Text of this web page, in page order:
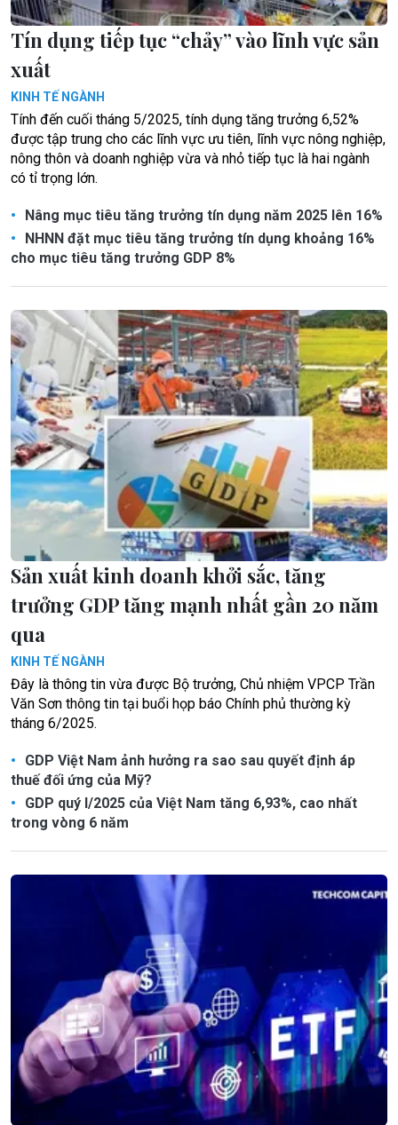
Tín dụng tiếp tục “chảy” vào lĩnh vực sản
xuất
KINH TẾ NGÀNH
Tính đến cuối tháng 5/2025, tính dụng tăng trưởng 6,52%
được tập trung cho các lĩnh vực ưu tiên, lĩnh vực nông nghiệp,
nông thôn và doanh nghiệp vừa và nhỏ tiếp tục là hai ngành
có tỉ trọng lớn.
Nâng mục tiêu tăng trưởng tín dụng năm 2025 lên 16%
NHNN đặt mục tiêu tăng trưởng tín dụng khoảng 16%
cho mục tiêu tăng trưởng GDP 8%
Sản xuất kinh doanh khởi sắc, tăng
trưởng GDP tăng mạnh nhất gần 20 năm
qua
KINH TẾ NGÀNH
Đây là thông tin vừa được Bộ trưởng, Chủ nhiệm VPCP Trần
Văn Sơn thông tin tại buổi họp báo Chính phủ thường kỳ
tháng 6/2025.
GDP Việt Nam ảnh hưởng ra sao sau quyết định áp
thuế đối ứng của Mỹ?
GDP quý I/2025 của Việt Nam tăng 6,93%, cao nhất
trong vòng 6 năm